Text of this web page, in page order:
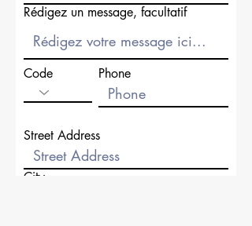
Rédigez un message, facultatif
Code Phone
Street Address
City